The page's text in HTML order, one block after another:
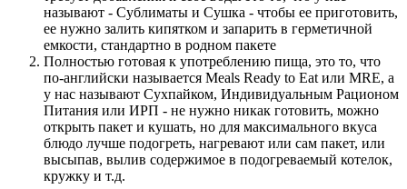
называют - Сублиматы и Сушка - чтобы ее приготовить,
ее нужно залить кипятком и запарить в герметичной
емкости, стандартно в родном пакете
Полностью готовая к употреблению пища, это то, что
по-английски называется Meals Ready to Eat или MRE, а
у нас называют Сухпайком, Индивидуальным Рационом
Питания или ИРП - не нужно никак готовить, можно
открыть пакет и кушать, но для максимального вкуса
блюдо лучше подогреть, нагревают или сам пакет, или
высыпав, вылив содержимое в подогреваемый котелок,
кружку и т.д.